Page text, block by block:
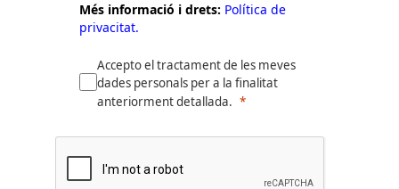
Més informació i drets: Política de
privacitat.
Accepto el tractament de les meves
dades personals per a la finalitat
anteriorment detallada.